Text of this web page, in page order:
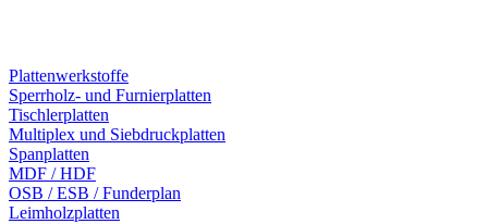
Plattenwerkstoffe
Sperrholz- und Furnierplatten
Tischlerplatten
Multiplex und Siebdruckplatten
Spanplatten
MDF / HDF
OSB / ESB / Funderplan
Leimholzplatten